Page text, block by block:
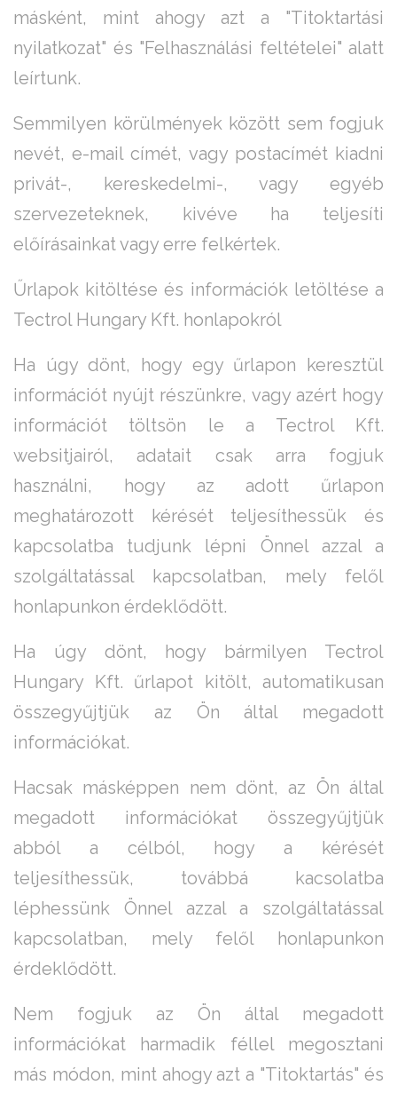
másként, mint ahogy azt a "Titoktartási
nyilatkozat" és "Felhasználási feltételei" alatt
leírtunk.
Semmilyen körülmények között sem fogjuk
nevét, e-mail címét, vagy postacímét kiadni
privát-, kereskedelmi-, vagy egyéb
szervezeteknek, kivéve ha teljesíti
előírásainkat vagy erre felkértek.
Űrlapok kitöltése és információk letöltése a
Tectrol Hungary Kft. honlapokról
Ha úgy dönt, hogy egy űrlapon keresztül
információt nyújt részünkre, vagy azért hogy
információt töltsön le a Tectrol Kft.
websitjairól, adatait csak arra fogjuk
használni, hogy az adott űrlapon
meghatározott kérését teljesíthessük és
kapcsolatba tudjunk lépni Önnel azzal a
szolgáltatással kapcsolatban, mely felől
honlapunkon érdeklődött.
Ha úgy dönt, hogy bármilyen Tectrol
Hungary Kft. űrlapot kitölt, automatikusan
összegyűjtjük az Ön által megadott
információkat.
Hacsak másképpen nem dönt, az Ön által
megadott információkat összegyűjtjük
abból a célból, hogy a kérését
teljesíthessük, továbbá kacsolatba
léphessünk Önnel azzal a szolgáltatással
kapcsolatban, mely felől honlapunkon
érdeklődött.
Nem fogjuk az Ön által megadott
információkat harmadik féllel megosztani
más módon, mint ahogy azt a "Titoktartás" és